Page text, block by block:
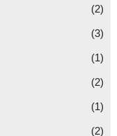
(2)
(3)
(1)
(2)
(1)
(2)